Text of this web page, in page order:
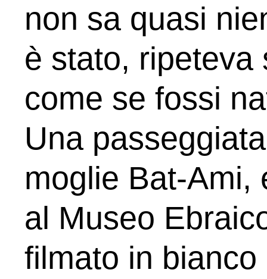
non sa quasi
è stato, ripeteva
come se fossi
Una
moglie Bat-Ami,
al Museo
filmato in